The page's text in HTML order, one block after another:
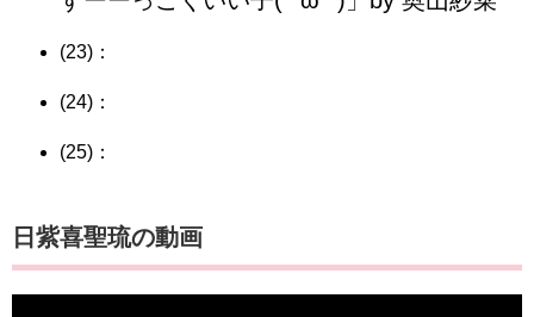
(23)：
(24)：
(25)：
日紫喜聖琉の動画